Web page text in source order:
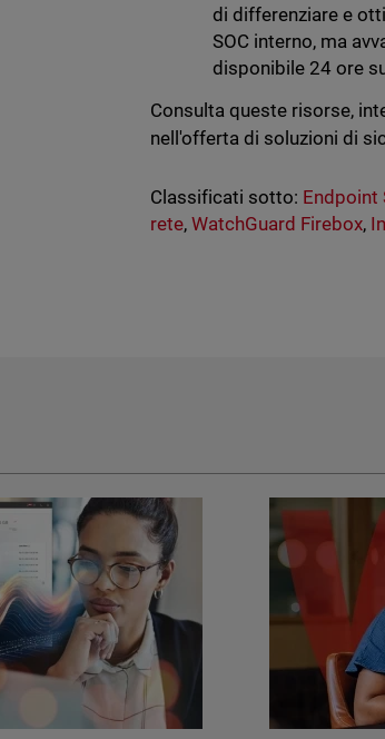
di differenziare e
SOC interno, ma
disponibile 24 ore
Consulta queste risorse,
nell'offerta di soluzioni di
Classificati sotto: Endpoint
rete,WatchGuard Firebox,